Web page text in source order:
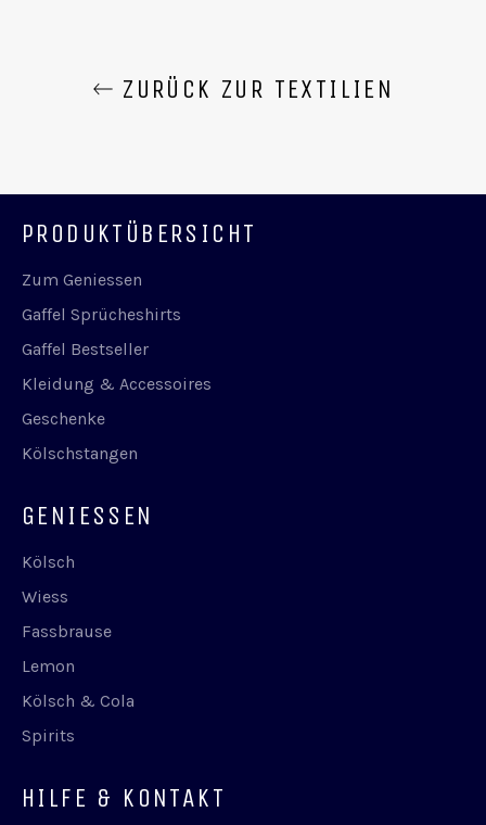
ZURÜCK ZUR TEXTILIEN
PRODUKTÜBERSICHT
Zum Geniessen
Gaffel Sprücheshirts
Gaffel Bestseller
Kleidung & Accessoires
Geschenke
Kölschstangen
GENIESSEN
Kölsch
Wiess
Fassbrause
Lemon
Kölsch & Cola
Spirits
HILFE & KONTAKT